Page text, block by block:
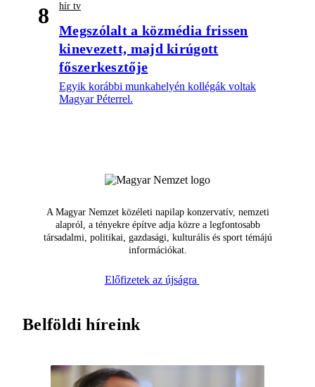
8 hír tv
Megszólalt a közmédia frissen
kinevezett, majd kirúgott
főszerkesztője
Egyik korábbi munkahelyén kollégák voltak
Magyar Péterrel.
A Magyar Nemzet közéleti napilap konzervatív, nemzeti
alapról, a tényekre építve adja közre a legfontosabb
társadalmi, politikai, gazdasági, kulturális és sport témájú
információkat.
Előfizetek az újságra
Belföldi híreink